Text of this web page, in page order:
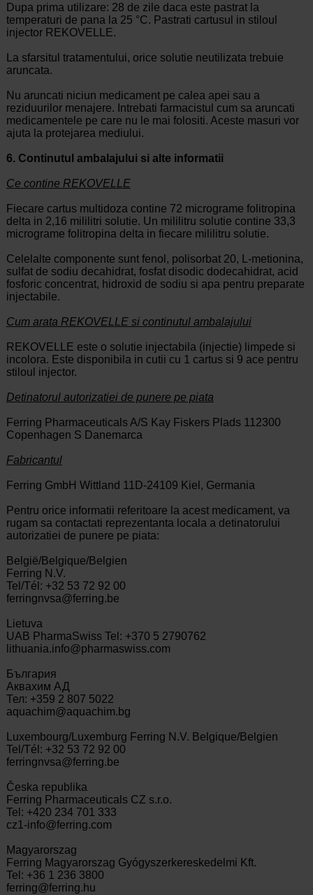
Dupa prima utilizare: 28 de zile daca este pastrat la
temperaturi de pana la 25 °C. Pastrati cartusul in stiloul
injector REKOVELLE.
La sfarsitul tratamentului, orice solutie neutilizata trebuie
aruncata.
Nu aruncati niciun medicament pe calea apei sau a
reziduurilor menajere. Intrebati farmacistul cum sa aruncati
medicamentele pe care nu le mai folositi. Aceste masuri vor
ajuta la protejarea mediului.
6. Continutul ambalajului si alte informatii
Ce contine REKOVELLE
Fiecare cartus multidoza contine 72 micrograme folitropina
delta in 2,16 mililitri solutie. Un mililitru solutie contine 33,3
micrograme folitropina delta in fiecare mililitru solutie.
Celelalte componente sunt fenol, polisorbat 20, L-metionina,
sulfat de sodiu decahidrat, fosfat disodic dodecahidrat, acid
fosforic concentrat, hidroxid de sodiu si apa pentru preparate
injectabile.
Cum arata REKOVELLE si continutul ambalajului
REKOVELLE este o solutie injectabila (injectie) limpede si
incolora. Este disponibila in cutii cu 1 cartus si 9 ace pentru
stiloul injector.
Detinatorul autorizatiei de punere pe piata
Ferring Pharmaceuticals A/S Kay Fiskers Plads 112300
Copenhagen S Danemarca
Fabricantul
Ferring GmbH Wittland 11D-24109 Kiel, Germania
Pentru orice informatii referitoare la acest medicament, va
rugam sa contactati reprezentanta locala a detinatorului
autorizatiei de punere pe piata:
België/Belgique/Belgien
Ferring N.V.
Tel/Tél: +32 53 72 92 00
ferringnvsa@ferring.be
Lietuva
UAB PharmaSwiss Tel: +370 5 2790762
lithuania.info@pharmaswiss.com
България
Аквaxим АД
Тел: +359 2 807 5022
aquachim@aquachim.bg
Luxembourg/Luxemburg Ferring N.V. Belgique/Belgien
Tel/Tél: +32 53 72 92 00
ferringnvsa@ferring.be
Česka republika
Ferring Pharmaceuticals CZ s.r.o.
Tel: +420 234 701 333
cz1-info@ferring.com
Magyarorszag
Ferring Magyarorszag Gyógyszerkereskedelmi Kft.
Tel: +36 1 236 3800
ferring@ferring.hu